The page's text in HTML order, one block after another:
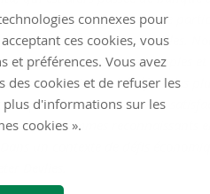
connexes pour
ces cookies, vous
et préférences. Vous avez
cookies et de refuser les
plus d'informations sur les
cookies ».
a connu une croissance
les particuliers et les familles.
des produitset services simples et
avons atteint les bénéfices les
dans le secteur –de
Nous sommes reconnaissants